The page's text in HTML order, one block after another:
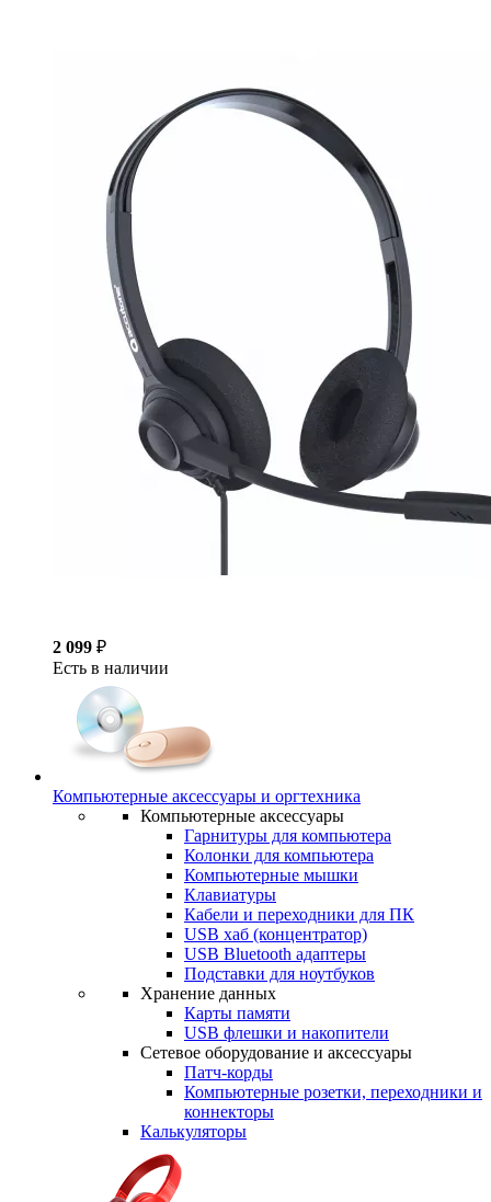
2 099 ₽
Есть в наличии
Компьютерные аксессуары и оргтехника
Компьютерные аксессуары
Гарнитуры для компьютера
Колонки для компьютера
Компьютерные мышки
Клавиатуры
Кабели и переходники для ПК
USB хаб (концентратор)
USB Bluetooth адаптеры
Подставки для ноутбуков
Хранение данных
Карты памяти
USB флешки и накопители
Сетевое оборудование и аксессуары
Патч-корды
Компьютерные розетки, переходники и
коннекторы
Калькуляторы